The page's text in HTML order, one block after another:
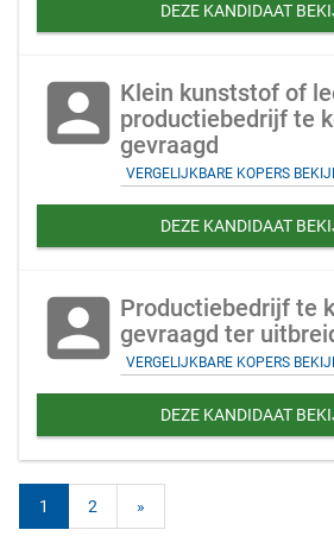
DEZE KANDIDAAT
account_box Klein kunststof of
productiebedrijf te
gevraagd
VERGELIJKBARE KOPERS
DEZE KANDIDAAT
account_box Productiebedrijf te
gevraagd ter
VERGELIJKBARE KOPERS
DEZE KANDIDAAT
1 2 »